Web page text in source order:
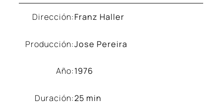
Dirección:Franz Haller
Producción:Jose Pereira
Año:1976
Duración:25 min